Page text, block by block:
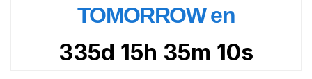
TOMORROW en
335d 15h 35m 8s